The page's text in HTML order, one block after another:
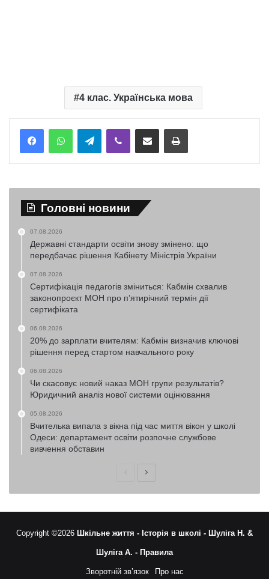
4 клас. Українська мова
TelegramViber Надіслати електронною поштоюНадрукувати
Головні новини
07.08.2026
Державні стандарти освіти знову змінено: що
передбачає рішення Кабінету Міністрів України
07.08.2026
Сертифікація педагогів зміниться: Кабмін схвалив
законопроєкт МОН про п’ятирічний термін дії
сертифіката
06.08.2026
20% до зарплати вчителям: Кабмін визначив ключові
рішення перед стартом навчального року
06.08.2026
Чи скасовує новий наказ МОН групи результатів?
Юридичний аналіз нової системи оцінювання
05.08.2026
Вчителька випала з вікна під час миття вікон у школі
Одеси: департамент освіти розпочне службове
вивчення обставин
ПопередняНаступна
Copyright ©2026 Шкільне життя - Історія в школі - Шуліга Н. &
Шуліга А. - Правила
Зворотній зв’язок Про нас